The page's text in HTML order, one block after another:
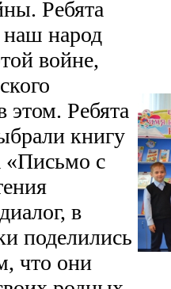
Ребята
народ
войне,
этом. Ребята
книгу
«Письмо с
в
поделились
что они